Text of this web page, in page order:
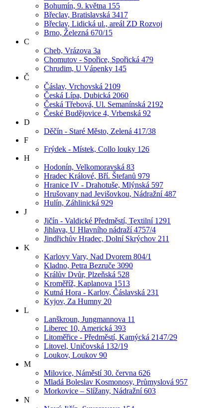
Bohumín, 9. května 155
Břeclav, Bratislavská 3417
Břeclav, Lidická ul., areál ZD Rozvoj
Brno, Železná 670/15
C
Cheb, Vrázova 3a
Chomutov - Spořice, Spořická 479
Chrudim, U Vápenky 145
Č
Čáslav, Vrchovská 2109
Česká Lípa, Dubická 2060
Česká Třebová, Ul. Semanínská 2192
České Budějovice 4, Vrbenská 92
D
Děčín - Staré Město, Zelená 417/38
F
Frýdek - Místek, Collo louky 126
H
Hodonín, Velkomoravská 83
Hradec Králové, Bří. Štefanů 979
Hranice IV - Drahotuše, Mlýnská 597
Hrušovany nad Jevišovkou, Nádražní 487
Hulín, Záhlinická 929
J
Jičín - Valdické Předměstí, Textilní 1291
Jihlava, U Hlavního nádraží 4757/4
Jindřichův Hradec, Dolní Skrýchov 211
K
Karlovy Vary, Nad Dvorem 804/1
Kladno, Petra Bezruče 3090
Králův Dvůr, Plzeňská 528
Kroměříž, Kaplanova 1513
Kutná Hora - Karlov, Čáslavská 231
Kyjov, Za Humny 20
L
Lanškroun, Jungmannova 11
Liberec 10, Americká 393
Litoměřice - Předměstí, Kamýcká 2147/29
Litovel, Uničovská 132/19
Loukov, Loukov 90
M
Milovice, Náměstí 30. června 626
Mladá Boleslav Kosmonosy, Průmyslová 957
Morkovice – Slížany, Nádražní 603
N